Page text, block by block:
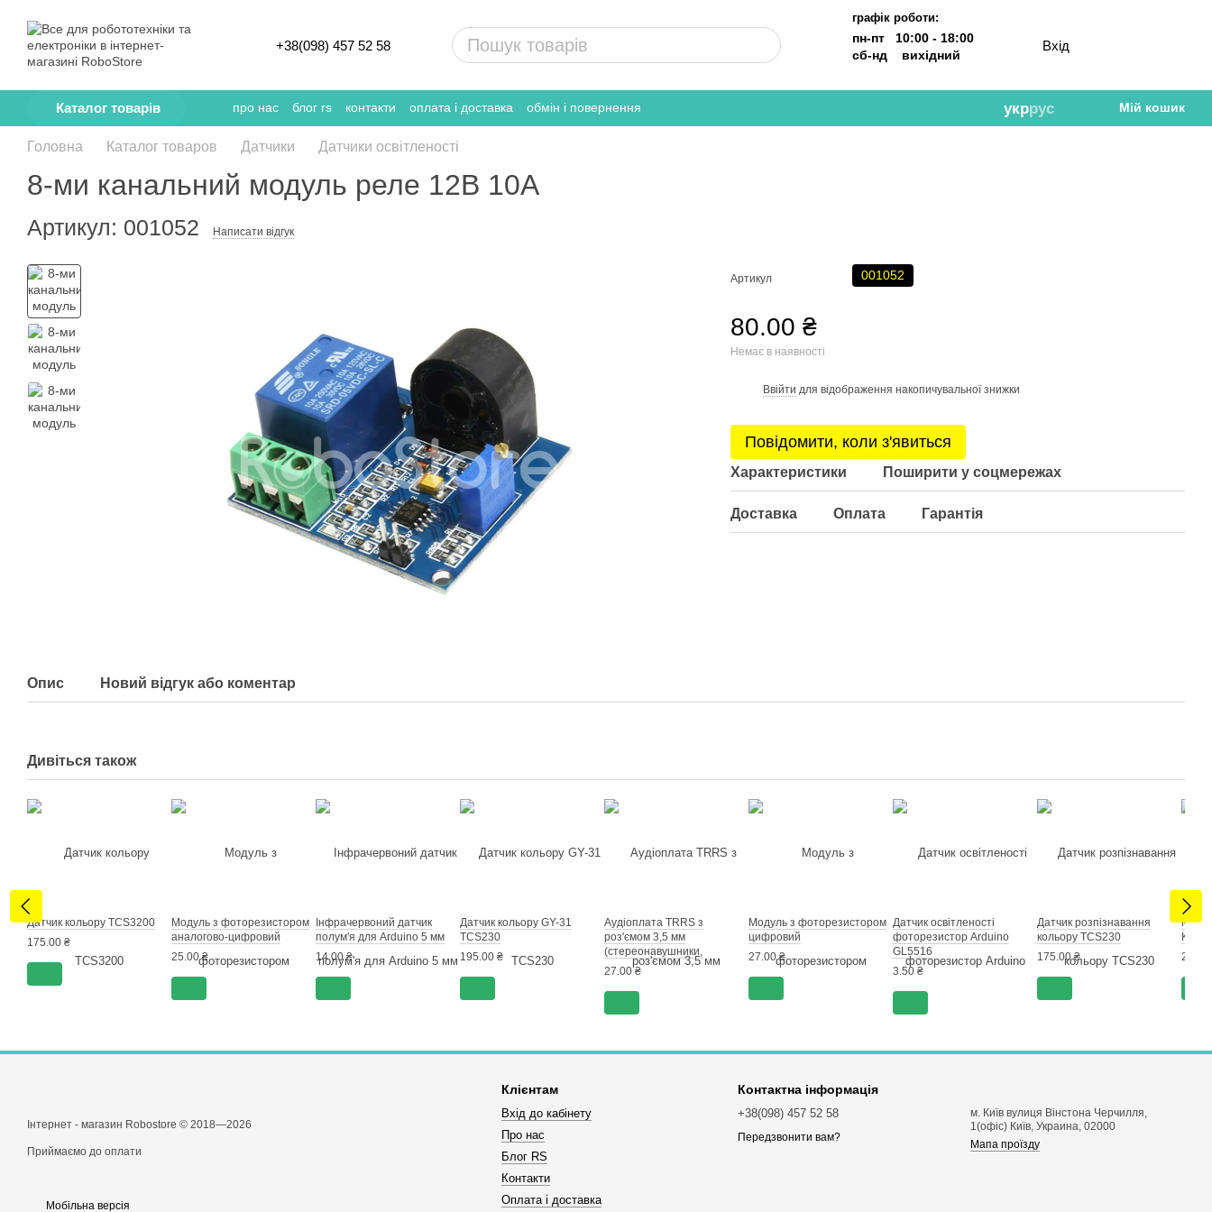
+38(098) 457 52 58
графік роботи:
пн-пт 10:00 - 18:00
сб-нд вихідний
Вхід
Каталог товарів про нас блог rs контакти оплата і доставка обмін і повернення укррус Мій кошик
Головна Каталог товаров Датчики Датчики освітленості
8-ми канальний модуль реле 12В 10А
Артикул: 001052 Написати відгук
Артикул 001052
80.00 ₴
Немає в наявності
Ввійти для відображення накопичувальної знижки
Повідомити, коли з'явиться
Характеристики Поширити у соцмережах
Доставка Оплата Гарантія
Опис Новий відгук або коментар
Дивіться також
Датчик кольору TCS3200
175.00 ₴
Модуль з фоторезистором
аналогово-цифровий
25.00 ₴
Інфрачервоний датчик
полум'я для Arduino 5 мм
14.00 ₴
Датчик кольору GY-31
TCS230
195.00 ₴
Аудіоплата TRRS з
роз'ємом 3,5 мм
(стереонавушники,
гарнітура, модуль
27.00 ₴
Модуль з фоторезистором
цифровий
27.00 ₴
Датчик освітленості
фоторезистор Arduino
GL5516
3.50 ₴
Датчик розпізнавання
кольору TCS230
175.00 ₴
KY-
21.00
Інтернет - магазин Robostore © 2018—2026
Приймаємо до оплати
Мобільна версія
Клієнтам
Вхід до кабінету
Про нас
Блог RS
Контакти
Оплата і доставка
Контактна інформація
+38(098) 457 52 58
Передзвонити вам?
м. Київ вулиця Вінстона Черчилля,
1(офіс) Київ, Украина, 02000
Мапа проїзду